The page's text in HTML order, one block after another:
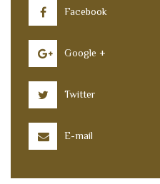
Facebook
Google +
Twitter
E-mail